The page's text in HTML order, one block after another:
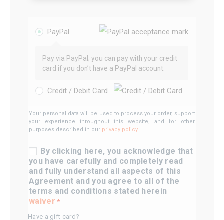
PayPal
Pay via PayPal; you can pay with your credit
card if you don’t have a PayPal account.
Credit / Debit Card
Your personal data will be used to process your order, support
your experience throughout this website, and for other
purposes described in our privacy policy.
By clicking here, you acknowledge that
you have carefully and completely read
and fully understand all aspects of this
Agreement and you agree to all of the
terms and conditions stated herein
waiver *
Have a gift card?